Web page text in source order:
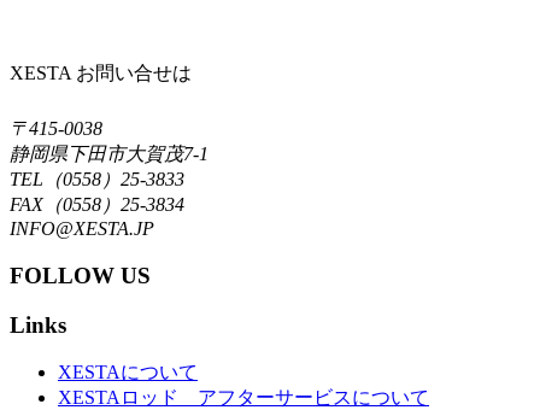
XESTA お問い合せは
〒415-0038
静岡県下田市大賀茂7-1
TEL（0558）25-3833
FAX（0558）25-3834
INFO@XESTA.JP
FOLLOW US
Links
XESTAについて
XESTAロッド アフターサービスについて